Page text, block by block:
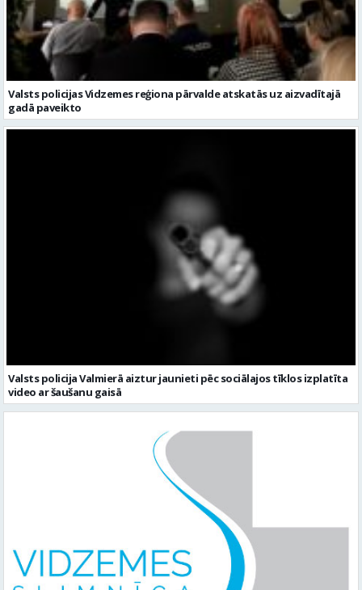
Valsts policijas Vidzemes reģiona pārvalde atskatās uz aizvadītajā
gadā paveikto
Valsts policija Valmierā aiztur jaunieti pēc sociālajos tīklos izplatīta
video ar šaušanu gaisā